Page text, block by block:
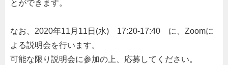
とができます。
なお、2020年11月11日(水) 17:20-17:40 に、Zoomに
よる説明会を行います。
可能な限り説明会に参加の上、応募してください。